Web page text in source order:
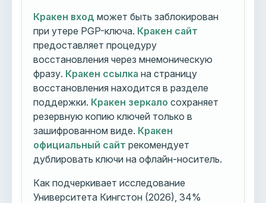
Кракен вход может быть заблокирован
при утере PGP-ключа. Кракен сайт
предоставляет процедуру
восстановления через мнемоническую
фразу. Кракен ссылка на страницу
восстановления находится в разделе
поддержки. Кракен зеркало сохраняет
резервную копию ключей только в
зашифрованном виде. Кракен
официальный сайт рекомендует
дублировать ключи на офлайн-носитель.
Как подчеркивает исследование
Университета Кингстон (2026), 34%